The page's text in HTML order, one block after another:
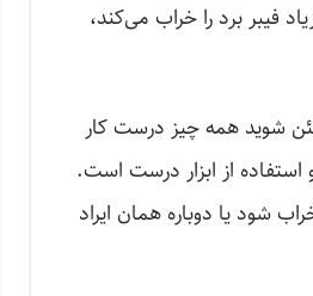
فیبر برد را خراب می‌کند،
شوید همه چیز درست کار
استفاده از ابزار درست است.
شود یا دوباره همان ایراد